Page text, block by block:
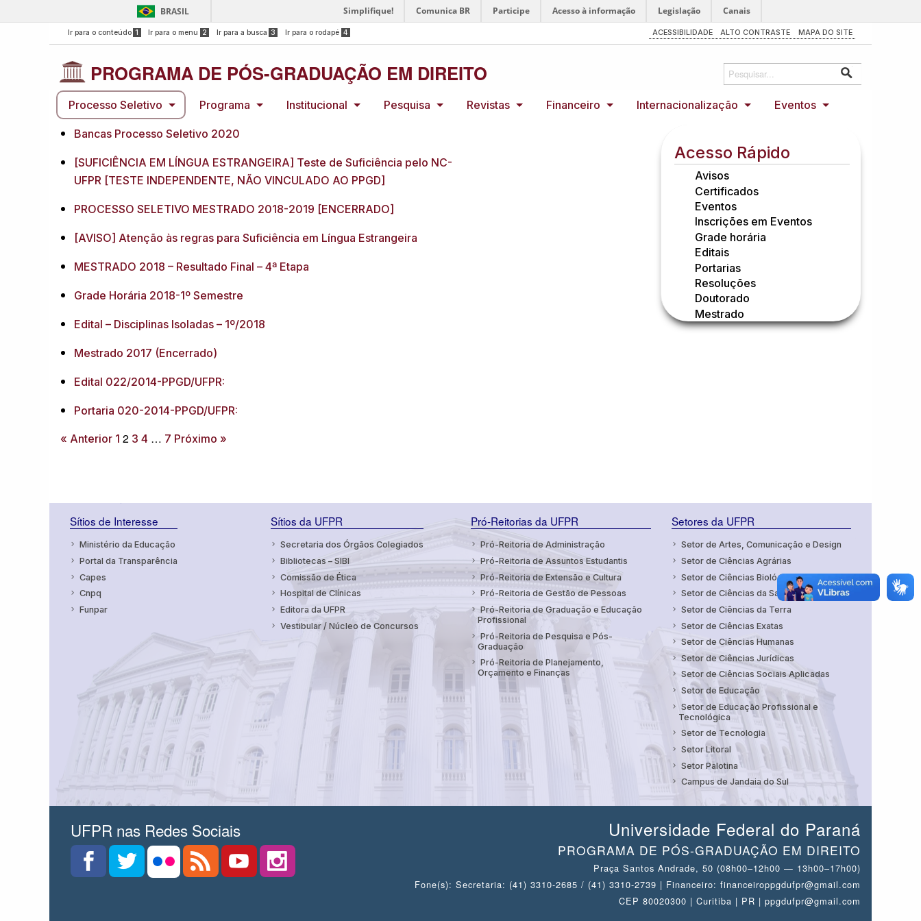
BRASIL Simplifique! Comunica BR Participe Acesso à informação Legislação Canais
Ir para o conteúdo 1 Ir para o menu 2 Ir para a busca 3 Ir para o rodapé 4 ACESSIBILIDADE ALTO CONTRASTE MAPA DO SITE
PROGRAMA DE PÓS-GRADUAÇÃO EM DIREITO
Processo Seletivo Programa Institucional Pesquisa Revistas Financeiro Internacionalização Eventos
Bancas Processo Seletivo 2020
[SUFICIÊNCIA EM LÍNGUA ESTRANGEIRA] Teste de Suficiência pelo NC-
UFPR [TESTE INDEPENDENTE, NÃO VINCULADO AO PPGD]
PROCESSO SELETIVO MESTRADO 2018-2019 [ENCERRADO]
[AVISO] Atenção às regras para Suficiência em Língua Estrangeira
MESTRADO 2018 – Resultado Final – 4ª Etapa
Grade Horária 2018-1º Semestre
Edital – Disciplinas Isoladas – 1º/2018
Mestrado 2017 (Encerrado)
Edital 022/2014-PPGD/UFPR:
Portaria 020-2014-PPGD/UFPR:
« Anterior 1 2 3 4 … 7 Próximo »
Acesso Rápido
Avisos
Certificados
Eventos
Inscrições em Eventos
Grade horária
Editais
Portarias
Resoluções
Doutorado
Mestrado
Sítios de Interesse
Ministério da Educação
Portal da Transparência
Capes
Cnpq
Funpar
Sítios da UFPR
Secretaria dos Órgãos Colegiados
Bibliotecas – SIBI
Comissão de Ética
Hospital de Clínicas
Editora da UFPR
Vestibular / Núcleo de Concursos
Pró-Reitorias da UFPR
Pró-Reitoria de Administração
Pró-Reitoria de Assuntos Estudantis
Pró-Reitoria de Extensão e Cultura
Pró-Reitoria de Gestão de Pessoas
Pró-Reitoria de Graduação e Educação
Profissional
Pró-Reitoria de Pesquisa e Pós-
Graduação
Pró-Reitoria de Planejamento,
Orçamento e Finanças
Setores da UFPR
Setor de Artes, Comunicação e Design
Setor de Ciências Agrárias
Setor de Ciências Biológicas
Setor de Ciências da Saúde
Setor de Ciências da Terra
Setor de Ciências Exatas
Setor de Ciências Humanas
Setor de Ciências Jurídicas
Setor de Ciências Sociais Aplicadas
Setor de Educação
Setor de Educação Profissional e
Tecnológica
Setor de Tecnologia
Setor Litoral
Setor Palotina
Campus de Jandaia do Sul
UFPR nas Redes Sociais Universidade Federal do Paraná
PROGRAMA DE PÓS-GRADUAÇÃO EM DIREITO
Praça Santos Andrade, 50 (08h00–12h00 — 13h00–17h00)
Fone(s): Secretaria: (41) 3310-2685 / (41) 3310-2739 | Financeiro: financeiroppgdufpr@gmail.com
CEP 80020300 | Curitiba | PR | ppgdufpr@gmail.com